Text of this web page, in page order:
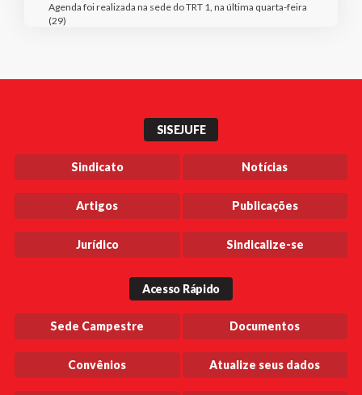
Agenda foi realizada na sede do TRT 1, na última quarta-feira
(29)
SISEJUFE
Sindicato Notícias
Artigos Publicações
Jurídico Sindicalize-se
Acesso Rápido
Sede Campestre Documentos
Convênios Atualize seus dados